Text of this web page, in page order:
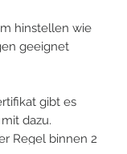
hinstellen wie
geeignet
gibt es
dazu.
Regel binnen 2